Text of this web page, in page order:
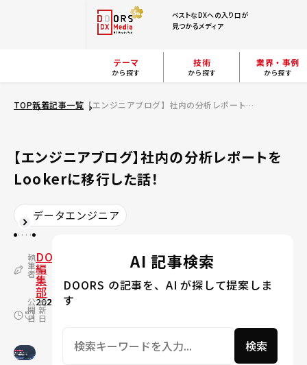
ベストなDXへの入り口が
見つかるメディア
テーマ
から探す
技術
から探す
業界・事例
から探す
TOP新着記事一覧 【エンジニアブログ】社内の分析レポートをLookerに移行した話！
【エンジニアブログ】社内の分析レポートを
Lookerに移行した話！
データエンジニア
執
筆
者
DOORS
編
集
部
公
開
日
2023.04.12
更
新
日
2024.03.11
AI 記事検索
DOORS の記事を、AI が探して提案しま
す
検索